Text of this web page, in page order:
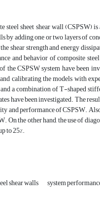
steel sheet shear wall (CSPSW)
by adding one or two layers of
shear strength and energy
and behavior of composite
the CSPSW system have been
calibrating the models with
a combination of T-shaped
have been investigated. The
and performance of CSPSW.
On the other hand, the use of
to 25%.
shear walls system